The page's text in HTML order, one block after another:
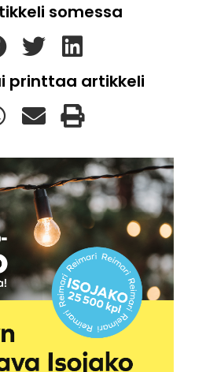
somessa
printtaa artikkeli